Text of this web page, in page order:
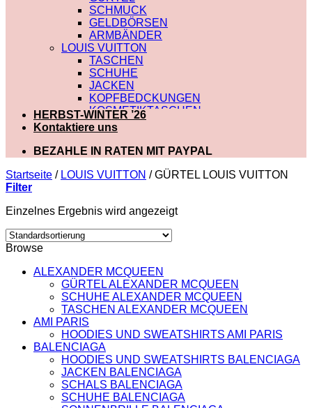
SCHMUCK
GELDBÖRSEN
ARMBÄNDER
LOUIS VUITTON
TASCHEN
SCHUHE
JACKEN
KOPFBEDCKUNGEN
KOSMETIKTASCHEN
SCHALS
SCHULTERRIEMEN
GÜRTEL
GELDBÖRSEN
BADEBEKLEIDUNG
SCHUHE
KOSMETIKTASCHEN
HOODIES UND
SWEATSHIRTS
GÜRTEL
GELDBÖRSEN
SAINT LAURENT
TASCHEN
SCHUHE
HOODIES UND
SWEATSHIRTS
JACKEN
KOPFBEDCKUNGEN
HERBST-WINTER ’26
Kontaktiere uns
BEZAHLE IN RATEN MIT PAYPAL
Startseite / LOUIS VUITTON /GÜRTEL LOUIS VUITTON
Filter
Einzelnes Ergebnis wird angezeigt
Browse
ALEXANDER MCQUEEN
GÜRTEL ALEXANDER MCQUEEN
SCHUHE ALEXANDER MCQUEEN
TASCHEN ALEXANDER MCQUEEN
AMI PARIS
HOODIES UND SWEATSHIRTS AMI PARIS
BALENCIAGA
HOODIES UND SWEATSHIRTS BALENCIAGA
JACKEN BALENCIAGA
SCHALS BALENCIAGA
SCHUHE BALENCIAGA